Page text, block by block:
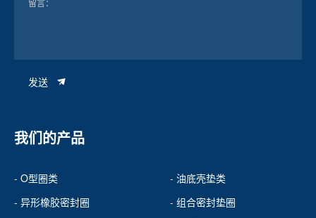
发送
我们的产品
- O型圈类
- 油底壳垫类
- 异形橡胶密封圈
- 组合密封垫圈